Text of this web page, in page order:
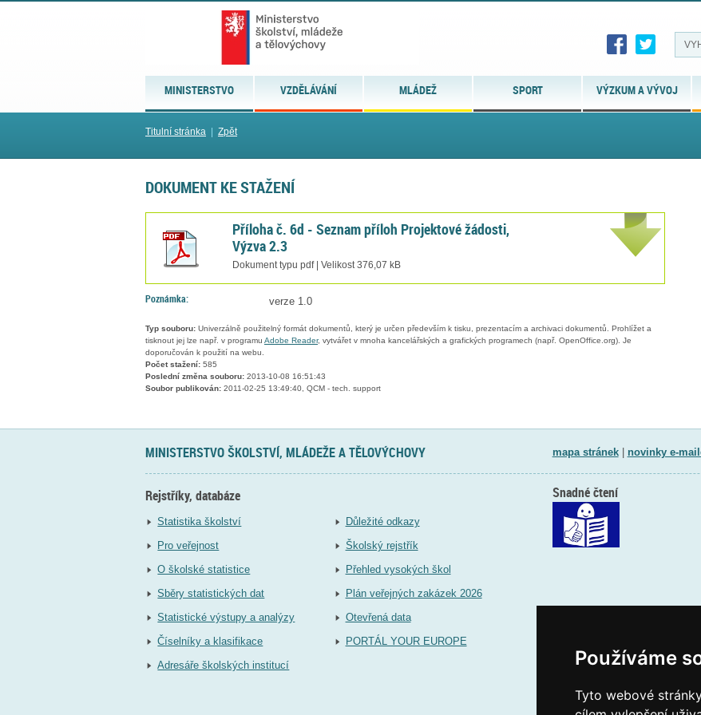
Používáme
Tyto webové
MINISTERSTVO VZDĚLÁVÁNÍ MLÁDEŽ SPORT VÝZKUM A VÝVOJ
Titulní stránka Zpět
DOKUMENT KE STAŽENÍ
Příloha č. 6d - Seznam příloh Projektové žádosti,
Výzva 2.3
Dokument typu pdf | Velikost 376,07 kB
Poznámka: verze 1.0
Typ souboru: Univerzálně použitelný formát dokumentů, který je určen především k tisku, prezentacím a archivaci dokumentů. Prohlížet a
tisknout jej lze např. v programu Adobe Reader, vytvářet v mnoha kancelářských a grafických programech (např. OpenOffice.org). Je
doporučován k použití na webu.
Počet stažení: 585
Poslední změna souboru: 2013-10-08 16:51:43
Soubor publikován: 2011-02-25 13:49:40, QCM - tech. support
MINISTERSTVO ŠKOLSTVÍ, MLÁDEŽE A TĚLOVÝCHOVY mapa stránek| novinky e-
Rejstříky, databáze
Statistika školství
Pro veřejnost
O školské statistice
Sběry statistických dat
Statistické výstupy a analýzy
Číselníky a klasifikace
Adresáře školských institucí
Důležité odkazy
Školský rejstřík
Přehled vysokých škol
Plán veřejných zakázek 2026
Otevřená data
PORTÁL YOUR EUROPE
Snadné čtení